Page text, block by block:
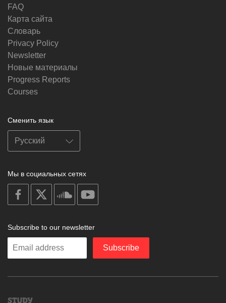
FAQ
Карта сайта
Словарь
Privacy Policy
Newsletter
Новые материалы
Progress Reports
Courses
Сменить язык
Мы в социальных сетях
on
facebook
soundcloud
Subscribe to our newsletter
Enter
Subscribe
Study